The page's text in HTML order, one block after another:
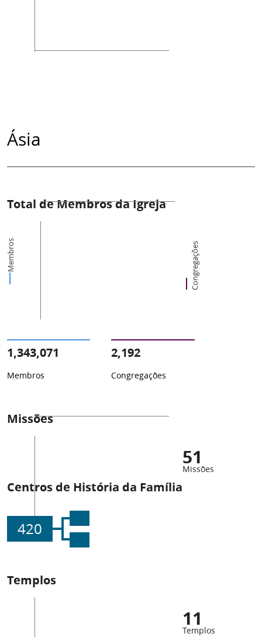
Ásia
Total de Membros da Igreja
Membros Congregações
1,343,071
Membros
2,192
Congregações
Missões
51
Missões
Centros de História da Família
420
Templos
11
Templos